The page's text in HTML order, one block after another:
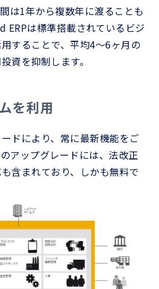
は1年から複数年に渡ることも
ERPは標準搭載されているビジ
することで、平均4～6ヶ月の
資を抑制します。
を利用
ドにより、常に最新機能をご
アップグレードには、法改正
含まれており、しかも無料で